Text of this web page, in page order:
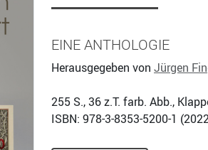
EINE ANTHOLOGIE
Herausgegeben von Jürgen
255 S., 36 z.T. farb. Abb.,
ISBN: 978-3-8353-5200-1 (